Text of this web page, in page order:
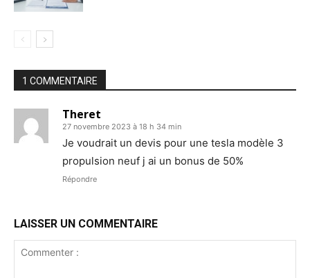
1 COMMENTAIRE
Theret
27 novembre 2023 à 18 h 34 min
Je voudrait un devis pour une tesla modèle 3
propulsion neuf j ai un bonus de 50%
Répondre
LAISSER UN COMMENTAIRE